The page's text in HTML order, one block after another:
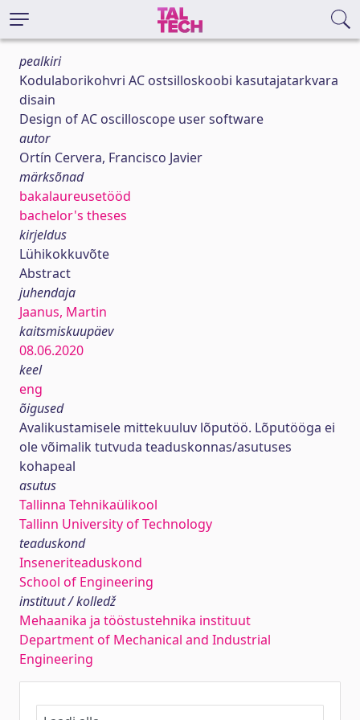
pealkiri
Kodulaborikohvri AC ostsilloskoobi kasutajatarkvara
disain
Design of AC oscilloscope user software
autor
Ortín Cervera, Francisco Javier
märksõnad
bakalaureusetööd
bachelor's theses
kirjeldus
Lühikokkuvõte
Abstract
juhendaja
Jaanus, Martin
kaitsmiskuupäev
08.06.2020
keel
eng
õigused
Avalikustamisele mittekuuluv lõputöö. Lõputööga ei
ole võimalik tutvuda teaduskonnas/asutuses
kohapeal
asutus
Tallinna Tehnikaülikool
Tallinn University of Technology
teaduskond
Inseneriteaduskond
School of Engineering
instituut / kolledž
Mehaanika ja tööstustehnika instituut
Department of Mechanical and Industrial
Engineering